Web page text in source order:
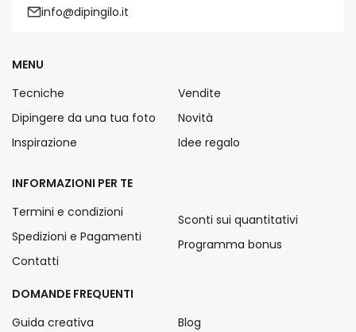
info@dipingilo.it
MENU
Tecniche
Dipingere da una tua foto
Inspirazione
Vendite
Novità
Idee regalo
INFORMAZIONI PER TE
Termini e condizioni
Spedizioni e Pagamenti
Contatti
Sconti sui quantitativi
Programma bonus
DOMANDE FREQUENTI
Guida creativa
Blog